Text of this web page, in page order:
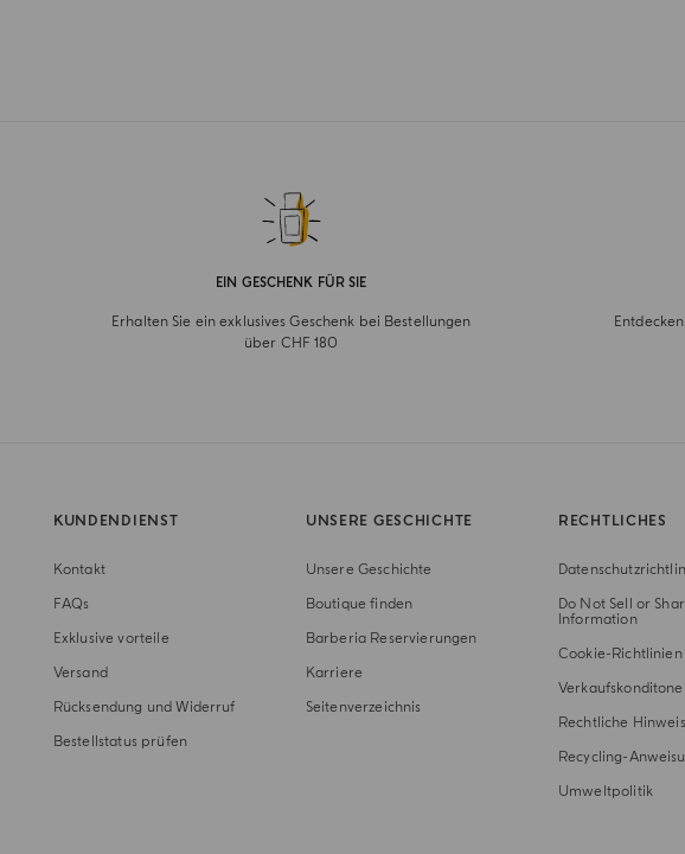
EIN GESCHENK FÜR SIE
Erhalten Sie ein exklusives Geschenk bei Bestellungen
über CHF 180
KUNDENDIENST
Kontakt
FAQs
Exklusive vorteile
Versand
Rücksendung und Widerruf
Bestellstatus prüfen
UNSERE GESCHICHTE
Unsere Geschichte
Boutique finden
Barberia Reservierungen
Karriere
Seitenverzeichnis
RECHTLICHES
Do Not Sell or
Information
Cookie-Richtlinien
Rechtliche
Recycling-
Umweltpolitik